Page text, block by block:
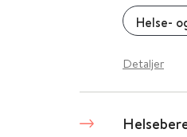
Helse-
Detaljer